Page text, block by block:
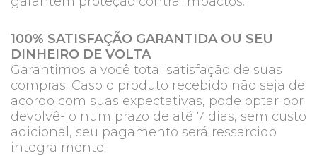
100% SATISFAÇÃO GARANTIDA OU SEU
DINHEIRO DE VOLTA
Garantimos a você total satisfação de suas
compras. Caso o produto recebido não seja de
acordo com suas expectativas, pode optar por
devolvê-lo num prazo de até 7 dias, sem custo
adicional, seu pagamento será ressarcido
integralmente.